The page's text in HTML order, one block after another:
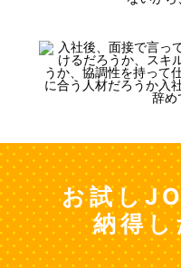
お試し
納得し